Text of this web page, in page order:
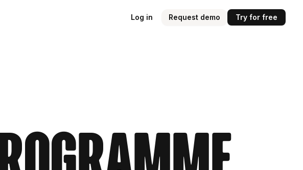
Log in Request demo Try for free